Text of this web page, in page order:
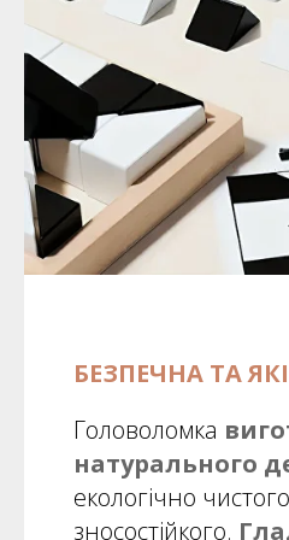
БЕЗПЕЧНА ТА
Головоломка
натурального
екологічно
зносостійкого.